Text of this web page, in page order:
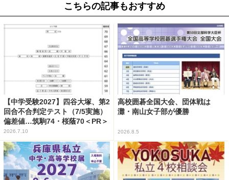
こちらの記事もおすすめ
【中学受験2027】四谷大塚、第2
回合不合判定テスト（7/5実施）
偏差値…筑駒74・桜蔭70＜PR＞
2026.7.10
高校囲碁全国大会、団体戦は
灘・南山女子部が優勝
2026.8.5